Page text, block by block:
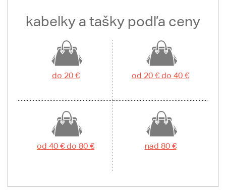
kabelky a tašky podľa ceny
do 20 € od 20 € do 40 €
od 40 € do 80 € nad 80 €